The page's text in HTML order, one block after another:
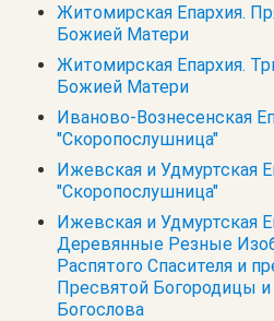
Житомирская Епархия.
Божией Матери
Житомирская Епархия.
Божией Матери
Иваново-Вознесенская
"Скоропослушница"
Ижевская и Удмуртская
"Скоропослушница"
Ижевская и Удмуртская
Деревянные Резные
Распятого Спасителя и
Пресвятой Богородицы и
Богослова